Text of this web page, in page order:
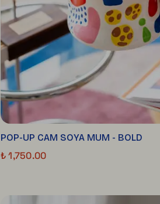
POP-UP CAM SOYA MUM - BOLD
₺ 1,750.00